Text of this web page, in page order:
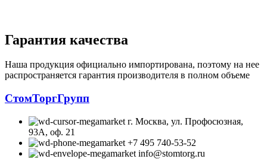
Гарантия качества
Наша продукция официально импортирована, поэтому на нее
распространяется гарантия производителя в полном объеме
СтомТоргГрупп
г. Москва, ул. Профосюзная,
93А, оф. 21
+7 495 740-53-52
info@stomtorg.ru